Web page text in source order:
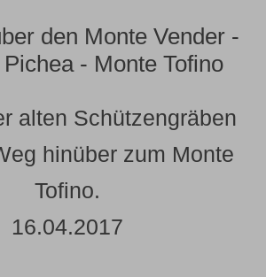
den Monte Vender -
- Monte Tofino
alten Schützengräben
hinüber zum Monte
Tofino.
16.04.2017